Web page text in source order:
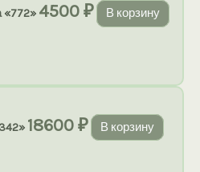
4500₽ В корзину
18600₽ В корзину